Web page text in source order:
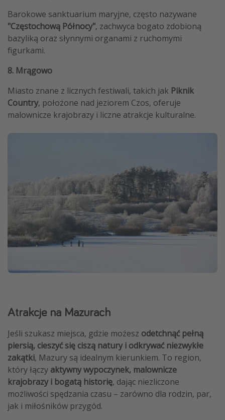
Barokowe sanktuarium maryjne, często nazywane
"Częstochową Północy", zachwyca bogato zdobioną
bazyliką oraz słynnymi organami z ruchomymi
figurkami. ​
8. Mrągowo
Miasto znane z licznych festiwali, takich jak Piknik
Country, położone nad jeziorem Czos, oferuje
malownicze krajobrazy i liczne atrakcje kulturalne.
Atrakcje na Mazurach
Jeśli szukasz miejsca, gdzie możesz odetchnąć pełną
piersią, cieszyć się ciszą natury i odkrywać niezwykłe
zakątki, Mazury są idealnym kierunkiem. To region,
który łączy aktywny wypoczynek, malownicze
krajobrazy i bogatą historię, dając niezliczone
możliwości spędzania czasu – zarówno dla rodzin, par,
jak i miłośników przygód.